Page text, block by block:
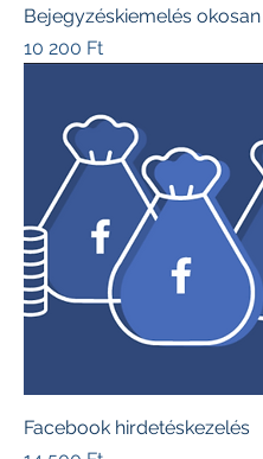
Bejegyzéskiemelés okosan
Ár
10 200 Ft
Facebook hirdetéskezelés